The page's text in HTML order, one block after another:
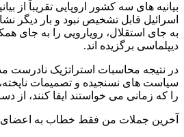
بیانیه های سه کشور اروپایی تقریباً از
اسرائیل قابل تشخیص نبود و بار دیگر
به جای استقلال، رویارویی را به جای
دیپلماسی برگزیده اند.
در نتیجه محاسبات استراتژیک نادرست
سیاست های نسنجیده و تصمیمات
را که زمانی می خواستند ایفا کنند، از
آخرین جملات من فقط خطاب به